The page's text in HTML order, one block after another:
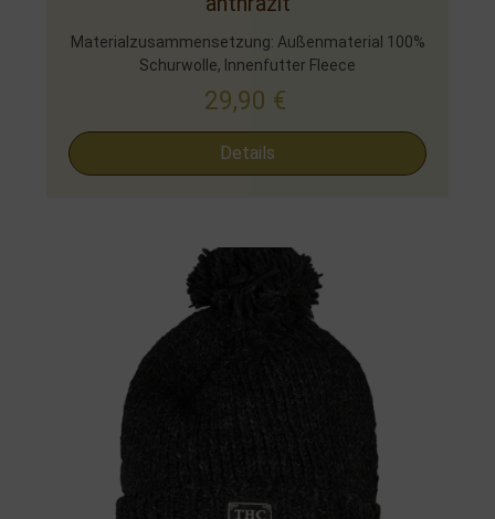
Materialzusammensetzung: Außenmaterial 100%
Schurwolle, Innenfutter Fleece
29,90 €
Details